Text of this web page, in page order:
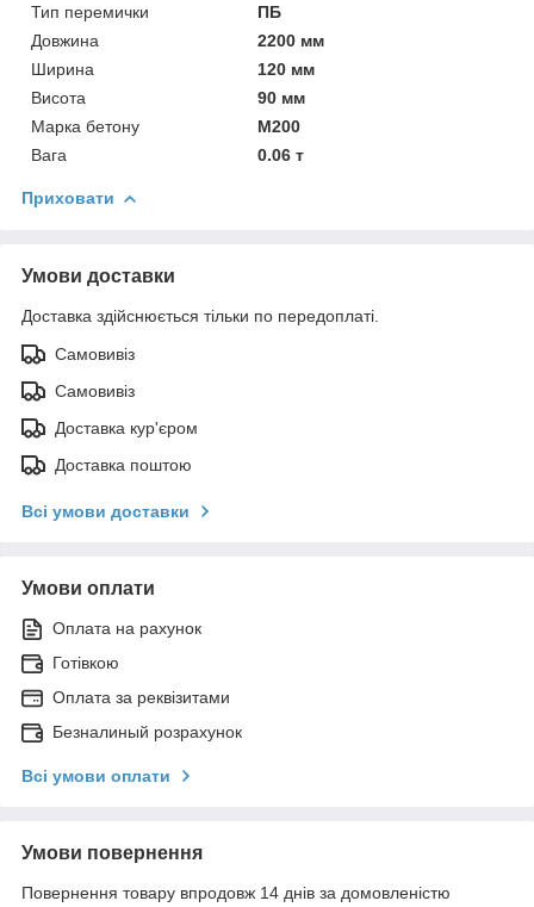
Тип перемички
ПБ
Довжина
2200 мм
Ширина
120 мм
Висота
90 мм
Марка бетону
М200
Вага
0.06 т
Приховати
Умови доставки
Доставка здійснюється тільки по передоплаті.
Самовивіз
Самовивіз
Доставка кур'єром
Доставка поштою
Всі умови доставки
Умови оплати
Оплата на рахунок
Готівкою
Оплата за реквізитами
Безналиный розрахунок
Всі умови оплати
Умови повернення
Повернення товару впродовж 14 днів за домовленістю